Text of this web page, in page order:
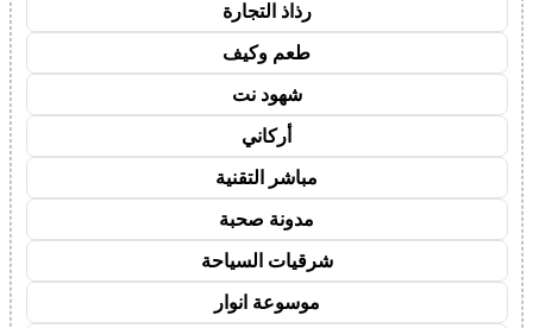
رذاذ التجارة
طعم وكيف
شهود نت
أركاني
مباشر التقنية
مدونة صحبة
شرقيات السياحة
موسوعة انوار